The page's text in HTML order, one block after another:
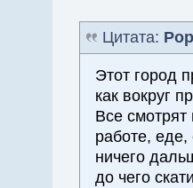
Цитата:
Этот город
как вокруг
Все смотрят
работе,
ничего
до чего